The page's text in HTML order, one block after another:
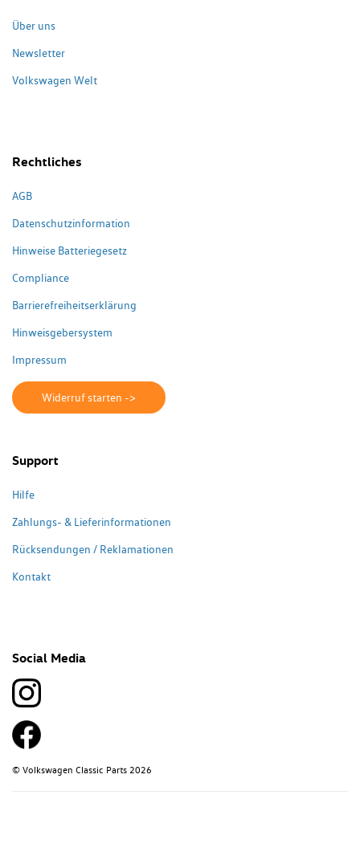
Über uns
Newsletter
Volkswagen Welt
Rechtliches
AGB
Datenschutzinformation
Hinweise Batteriegesetz
Compliance
Barrierefreiheitserklärung
Hinweisgebersystem
Impressum
Widerruf starten ->
Support
Hilfe
Zahlungs- & Lieferinformationen
Rücksendungen / Reklamationen
Kontakt
Social Media
© Volkswagen Classic Parts 2026